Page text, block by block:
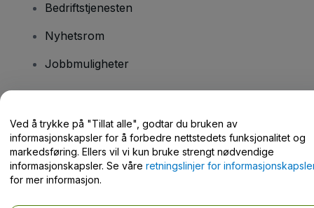
Bedriftstjenesten
Nyhetsrom
Jobbmuligheter
Hjelpesenter / kontakt oss
Ved å trykke på "Tillat alle", godtar du bruken av
informasjonskapsler for å forbedre nettstedets funksjonalitet og
markedsføring. Ellers vil vi kun bruke strengt nødvendige
informasjonskapsler. Se våre retningslinjer for
for mer informasjon.